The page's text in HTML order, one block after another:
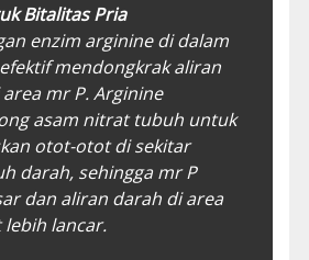
Bitalitas Pria
enzim arginine di dalam
mendongkrak aliran
mr P. Arginine
asam nitrat tubuh untuk
otot-otot di sekitar
darah, sehingga mr P
dan aliran darah di area
lancar.